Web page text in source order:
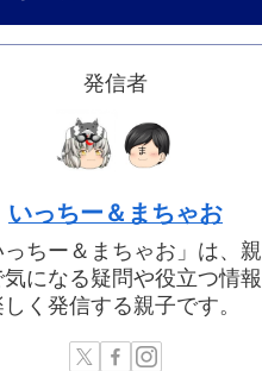
発信者
いっちー＆まちゃお
っちー＆まちゃお」は、親
になる疑問や役立つ情報
しく発信する親子です。